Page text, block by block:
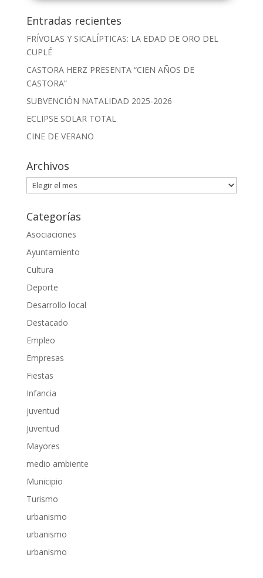
Entradas recientes
FRÍVOLAS Y SICALÍPTICAS: LA EDAD DE ORO DEL
CUPLÉ
CASTORA HERZ PRESENTA “CIEN AÑOS DE
CASTORA”
SUBVENCIÓN NATALIDAD 2025-2026
ECLIPSE SOLAR TOTAL
CINE DE VERANO
Archivos
Archivos
Categorías
Asociaciones
Ayuntamiento
Cultura
Deporte
Desarrollo local
Destacado
Empleo
Empresas
Fiestas
Infancia
juventud
Juventud
Mayores
medio ambiente
Municipio
Turismo
urbanismo
urbanismo
urbanismo